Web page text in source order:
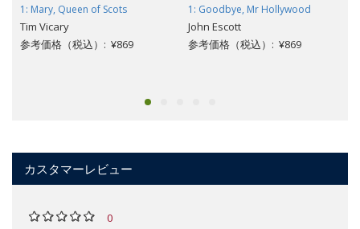
1: Mary, Queen of Scots
Tim Vicary
参考価格（税込）: ¥869
1: Goodbye, Mr Hollywood
John Escott
参考価格（税込）: ¥869
カスタマーレビュー
0